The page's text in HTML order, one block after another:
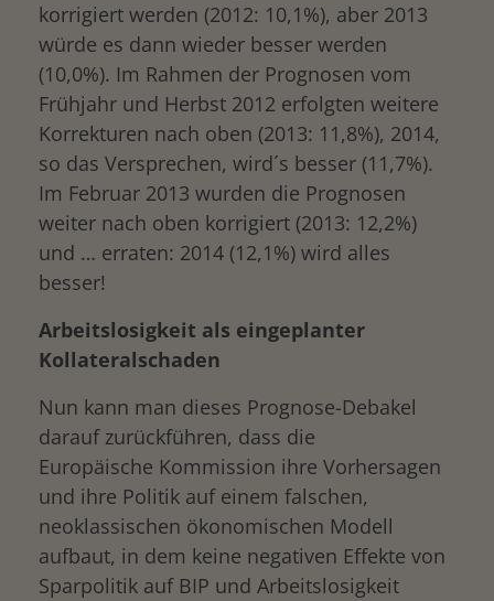
korrigiert werden (2012: 10,1%), aber 2013
würde es dann wieder besser werden
(10,0%). Im Rahmen der Prognosen vom
Frühjahr und Herbst 2012 erfolgten weitere
Korrekturen nach oben (2013: 11,8%), 2014,
so das Versprechen, wird´s besser (11,7%).
Im Februar 2013 wurden die Prognosen
weiter nach oben korrigiert (2013: 12,2%)
und … erraten: 2014 (12,1%) wird alles
besser!
Arbeitslosigkeit als eingeplanter
Kollateralschaden
Nun kann man dieses Prognose-Debakel
darauf zurückführen, dass die
Europäische Kommission ihre Vorhersagen
und ihre Politik auf einem falschen,
neoklassischen ökonomischen Modell
aufbaut, in dem keine negativen Effekte von
Sparpolitik auf BIP und Arbeitslosigkeit